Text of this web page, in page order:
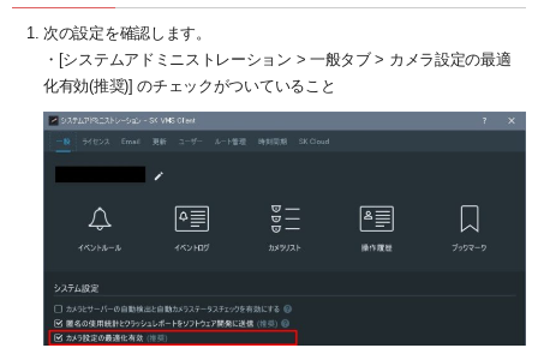
最大接続台数
ユーザー管理
ライブの再生とカメラ操作
レイアウトの作成
ダウンロード
30日間無料体験
デモサーバー
システム・ケイAIサイトへ
NVR(ネットワークビデオレコーダー)サイトへ
システ・ケイカメラサイトへ
システム・ケイサイトへ
次の設定を確認します。
・[システムアドミニストレーション > 一般タブ > カメラ設定の最適
化有効(推奨)] のチェックがついていること